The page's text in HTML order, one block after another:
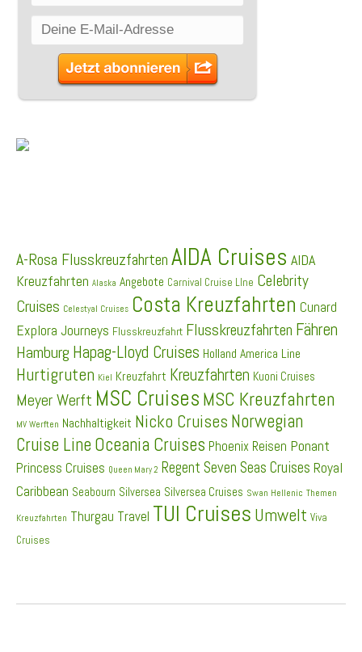
A-Rosa Flusskreuzfahrten AIDA Cruises AIDA
Kreuzfahrten Alaska Angebote Carnival Cruise LIne Celebrity
Cruises Celestyal Cruises Costa Kreuzfahrten Cunard
Explora Journeys Flusskreuzfahrt Flusskreuzfahrten Fähren
Hamburg Hapag-Lloyd Cruises Holland America Line
Hurtigruten Kiel Kreuzfahrt Kreuzfahrten Kuoni Cruises
Meyer Werft MSC Cruises MSC Kreuzfahrten
MV Werften Nachhaltigkeit Nicko Cruises Norwegian
Cruise Line Oceania Cruises Phoenix Reisen Ponant
Princess Cruises Queen Mary 2 Regent Seven Seas Cruises Royal
Caribbean Seabourn Silversea Silversea Cruises Swan Hellenic Themen
Kreuzfahrten Thurgau Travel TUI Cruises Umwelt Viva
Cruises